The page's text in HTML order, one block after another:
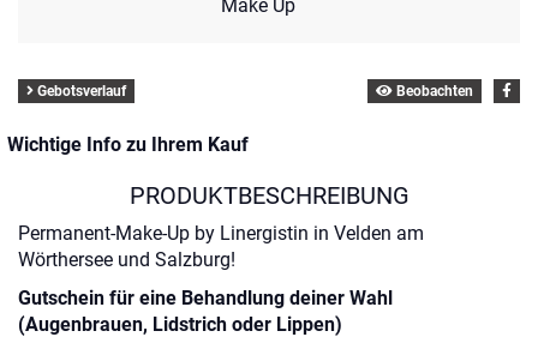
Make Up
Gebotsverlauf Beobachten
Wichtige Info zu Ihrem Kauf
PRODUKTBESCHREIBUNG
Permanent-Make-Up by Linergistin in Velden am
Wörthersee und Salzburg!
Gutschein für eine Behandlung deiner Wahl
(Augenbrauen, Lidstrich oder Lippen)